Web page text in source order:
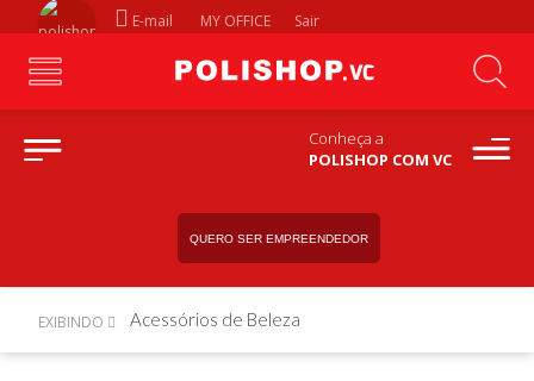
E-mail MY OFFICE Sair
Conheça a
POLISHOP COM VC
QUERO SER EMPREENDEDOR
EXIBINDO Acessórios de Beleza